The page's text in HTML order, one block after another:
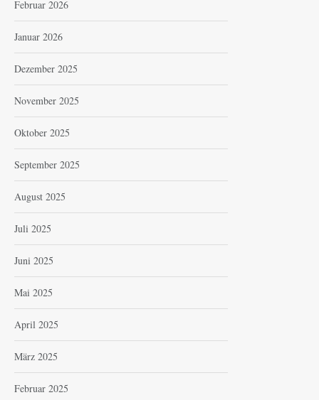
Februar 2026
Januar 2026
Dezember 2025
November 2025
Oktober 2025
September 2025
August 2025
Juli 2025
Juni 2025
Mai 2025
April 2025
März 2025
Februar 2025